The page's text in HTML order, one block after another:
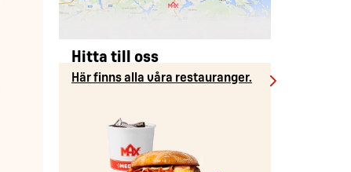
Hitta till oss
Här finns alla våra restauranger.